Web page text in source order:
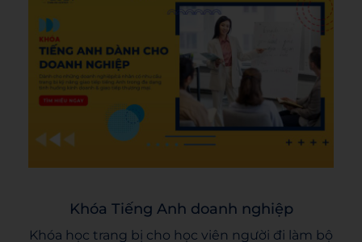
Khóa Tiếng Anh doanh nghiệp
Khóa học trang bị cho học viên người đi làm bộ